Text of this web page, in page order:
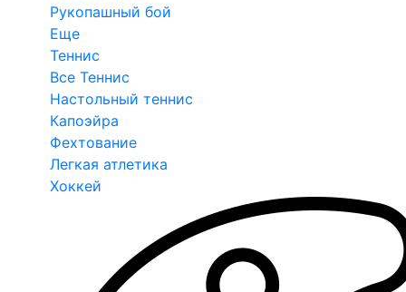
Рукопашный бой
Еще
Теннис
Все Теннис
Настольный теннис
Капоэйра
Фехтование
Легкая атлетика
Хоккей